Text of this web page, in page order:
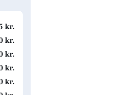
kr.
kr.
kr.
kr.
kr.